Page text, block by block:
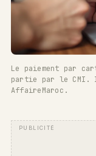
Le paiement par
partie par le
AffaireMaroc.